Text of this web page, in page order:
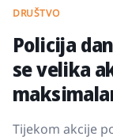
Život
Sport
Županija
DRUŠTVO
Policija
se velika
Tijekom akcije